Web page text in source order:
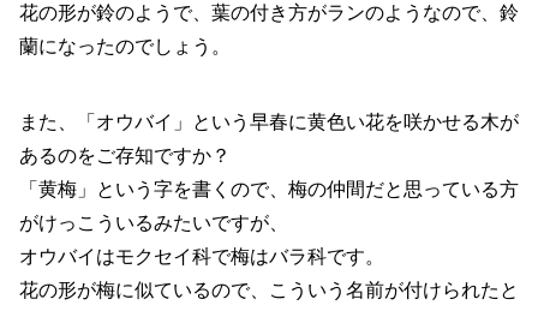
花の形が鈴のようで、葉の付き方がランのようなので、鈴
蘭になったのでしょう。
また、「オウバイ」という早春に黄色い花を咲かせる木が
あるのをご存知ですか？
「黄梅」という字を書くので、梅の仲間だと思っている方
がけっこういるみたいですが、
オウバイはモクセイ科で梅はバラ科です。
花の形が梅に似ているので、こういう名前が付けられたと